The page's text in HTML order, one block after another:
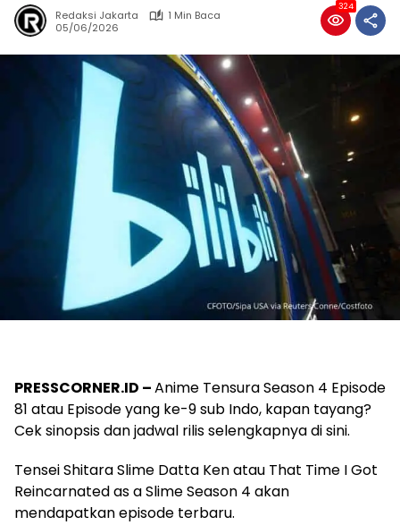
Redaksi Jakarta
1 Min Baca
05/06/2026
324
PRESSCORNER.ID –Anime Tensura Season 4 Episode
81 atau Episode yang ke-9 sub Indo, kapan tayang?
Cek sinopsis dan jadwal rilis selengkapnya di sini.
Tensei Shitara Slime Datta Ken atau That Time I Got
Reincarnated as a Slime Season 4 akan
mendapatkan episode terbaru.